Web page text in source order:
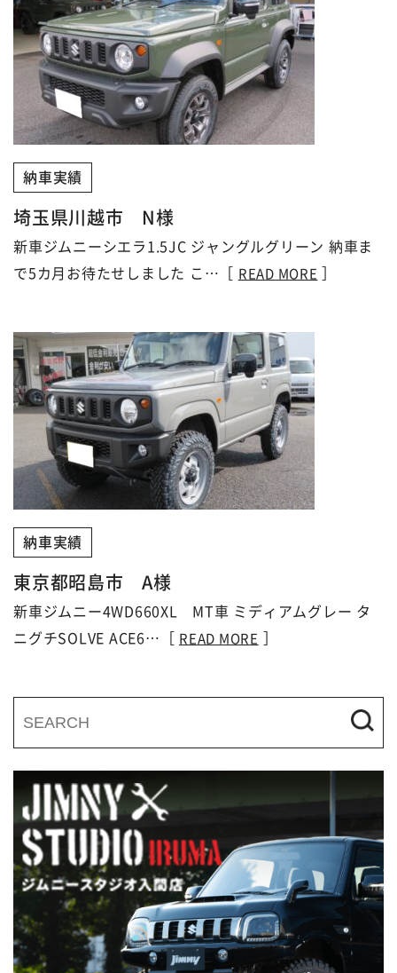
納車実績
埼玉県川越市 N様
新車ジムニーシエラ1.5JC ジャングルグリーン 納車ま
で5カ月お待たせしました こ…［
READ MORE
納車実績
東京都昭島市 A様
新車ジムニー4WD660XL MT車 ミディアムグレー タ
ニグチSOLVE ACE6…［
READ MORE